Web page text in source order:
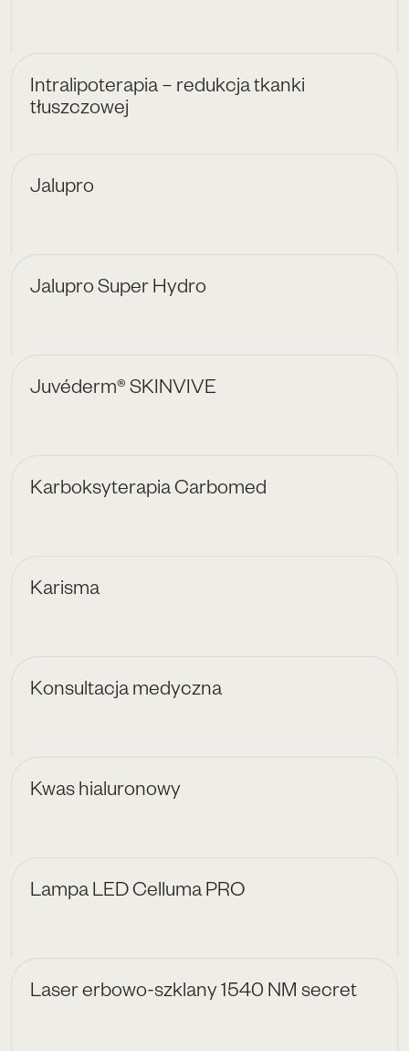
Intralipoterapia – redukcja tkanki
tłuszczowej
Jalupro
Jalupro Super Hydro
Juvéderm® SKINVIVE
Karboksyterapia Carbomed
Karisma
Konsultacja medyczna
Kwas hialuronowy
Lampa LED Celluma PRO
Laser erbowo-szklany 1540 NM secret